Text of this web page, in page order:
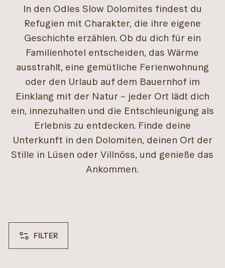
In den Odles Slow Dolomites findest du
Refugien mit Charakter, die ihre eigene
Geschichte erzählen. Ob du dich für ein
Familienhotel entscheiden, das Wärme
ausstrahlt, eine gemütliche Ferienwohnung
oder den Urlaub auf dem Bauernhof im
Einklang mit der Natur – jeder Ort lädt dich
ein, innezuhalten und die Entschleunigung als
Erlebnis zu entdecken. Finde deine
Unterkunft in den Dolomiten, deinen Ort der
Stille in Lüsen oder Villnöss, und genieße das
Ankommen.
FILTER